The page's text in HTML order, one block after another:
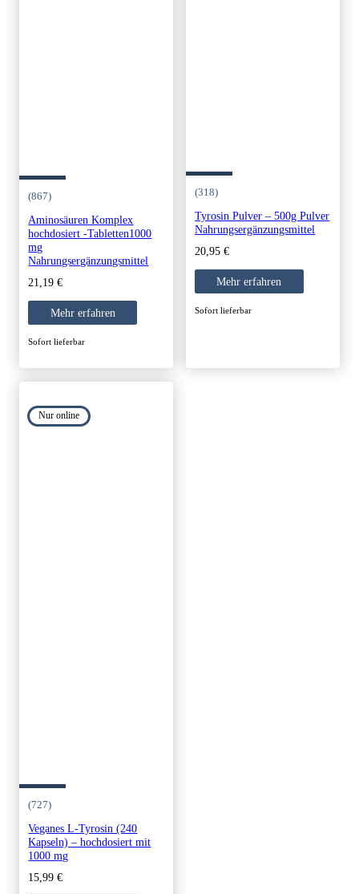
(867)
Aminosäuren Komplex
hochdosiert -Tabletten1000
mg
Nahrungsergänzungsmittel
21,19€
Mehr erfahren
Sofort lieferbar
(318)
Tyrosin Pulver – 500g Pulver
Nahrungsergänzungsmittel
20,95€
Mehr erfahren
Sofort lieferbar
(727)
Veganes L-Tyrosin (240
Kapseln) – hochdosiert mit
1000 mg
15,99€
Nur online